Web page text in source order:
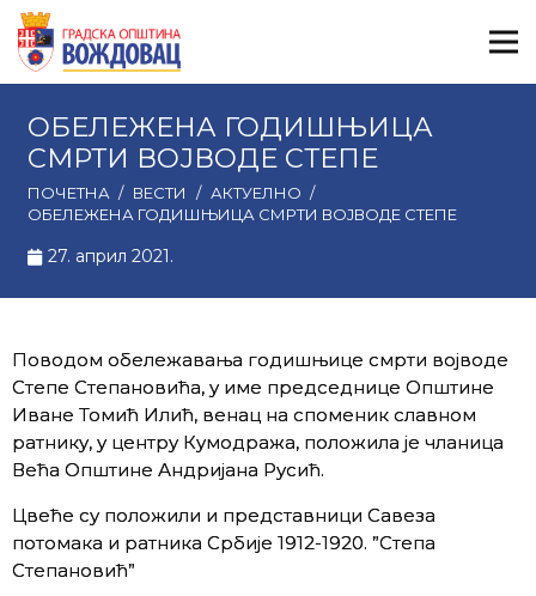
ОБЕЛЕЖЕНА ГОДИШЊИЦА
СМРТИ ВОЈВОДЕ СТЕПЕ
ПОЧЕТНА / ВЕСТИ / АКТУЕЛНО /
ОБЕЛЕЖЕНА ГОДИШЊИЦА СМРТИ ВОЈВОДЕ СТЕПЕ
27. април 2021.
Поводом обележавања годишњице смрти војводе
Степе Степановића, у име председнице Општине
Иване Томић Илић, венац на споменик славном
ратнику, у центру Кумодража, положила је чланица
Већа Општине Андријана Русић.
Цвеће су положили и представници Савеза
потомака и ратника Србије 1912-1920. ”Степа
Степановић”